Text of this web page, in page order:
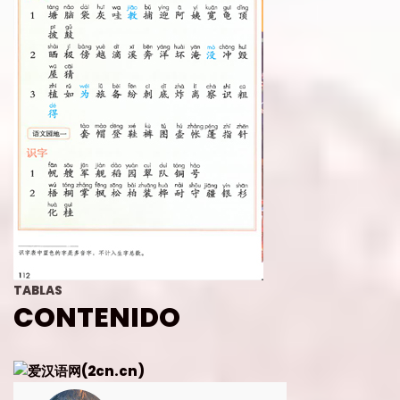
TABLAS
CONTENIDO